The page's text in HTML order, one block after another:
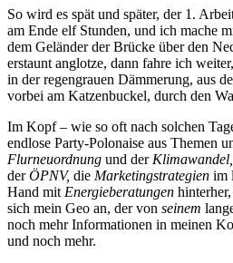
So wird es spät und später, der 1.
am Ende elf Stunden, und ich mache
dem Geländer der Brücke über den
erstaunt anglotze, dann fahre ich
in der regengrauen Dämmerung, aus
vorbei am Katzenbuckel, durch den
Im Kopf – wie so oft nach solchen
endlose Party-Polonaise aus Themen
Flurneuordnung und der Klimawandel,
derÖPNV, die Marketingstrategien im
Hand mit Energieberatungen
sich mein Geo an, der von seinem
noch mehr Informationen in meinen
und noch mehr.